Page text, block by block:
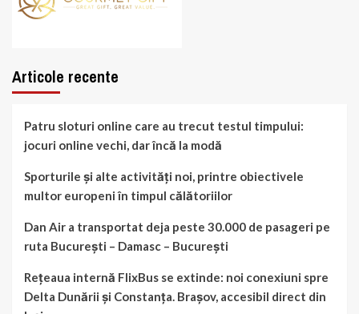
Articole recente
Patru sloturi online care au trecut testul timpului:
jocuri online vechi, dar încă la modă
Sporturile și alte activități noi, printre obiectivele
multor europeni în timpul călătoriilor
Dan Air a transportat deja peste 30.000 de pasageri pe
ruta București – Damasc – București
Rețeaua internă FlixBus se extinde: noi conexiuni spre
Delta Dunării și Constanța. Brașov, accesibil direct din